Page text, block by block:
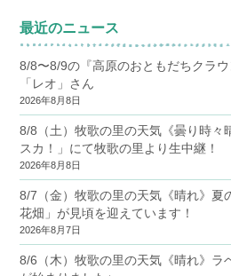
最近のニュース
8/8〜8/9の『高原のおともだちクラ
「レオ」さん
2026年8月8日
8/8（土）牧歌の里の天気《曇り時々
スカ！」にて牧歌の里より生中継！
2026年8月8日
8/7（金）牧歌の里の天気《晴れ》夏
花畑」が見頃を迎えています！
2026年8月7日
8/6（木）牧歌の里の天気《晴れ》ラ